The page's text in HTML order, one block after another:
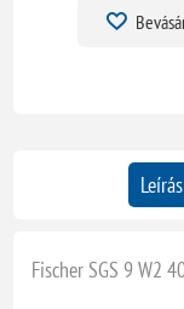
Leírás
Fischer SGS 9 W2